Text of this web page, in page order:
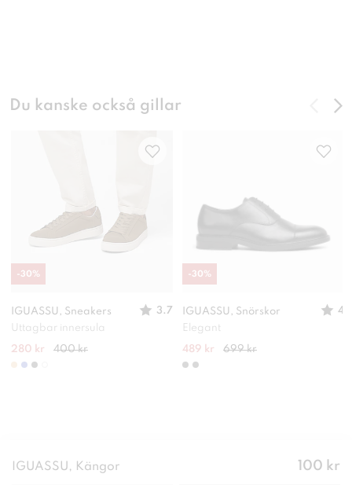
Du kanske också gillar
IGUASSU, Sneakers
3.7
Uttagbar innersula
280 kr 400 kr
-30%
IGUASSU, Snörskor
4
Elegant
489 kr 699 kr
-30%
IGUASSU, Kängor Pris:
100 kr